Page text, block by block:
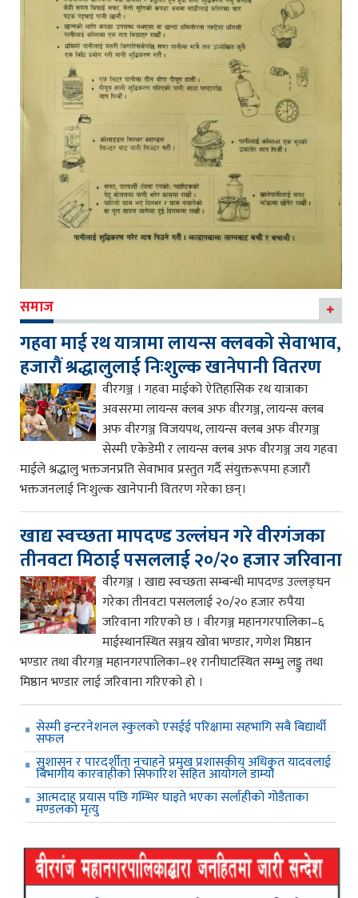
समाज
गहवा माई रथ यात्रामा लायन्स क्लबको सेवाभाव,
हजारौं श्रद्धालुलाई निःशुल्क खानेपानी वितरण
वीरगञ्ज । गहवा माईको ऐतिहासिक रथ यात्राका
अवसरमा लायन्स क्लब अफ वीरगञ्ज, लायन्स क्लब
अफ वीरगञ्ज विजयपथ, लायन्स क्लब अफ वीरगञ्ज
सेस्मी एकेडेमी र लायन्स क्लब अफ वीरगञ्ज जय गहवा
माईले श्रद्धालु भक्तजनप्रति सेवाभाव प्रस्तुत गर्दै संयुक्तरूपमा हजारौं
भक्तजनलाई निःशुल्क खानेपानी वितरण गरेका छन्।
खाद्य स्वच्छता मापदण्ड उल्लंघन गरे वीरगंजका
तीनवटा मिठाई पसललाई २०/२० हजार जरिवाना
वीरगञ्ज । खाद्य स्वच्छता सम्बन्धी मापदण्ड उल्लङ्घन
गरेका तीनवटा पसललाई २०/२० हजार रुपैया
जरिवाना गरिएको छ । वीरगञ्ज महानगरपालिका–६
माईस्थानस्थित सञ्जय खोवा भण्डार, गणेश मिष्ठान
भण्डार तथा वीरगञ्ज महानगरपालिका–११ रानीघाटस्थित सम्भु लड्डु तथा
मिष्ठान भण्डार लाई जरिवाना गरिएको हो ।
सेस्मी इन्टरनेशनल स्कुलको एसईई परिक्षामा सहभागि सबै बिद्यार्थी
सफल
सुशासन र पारदर्शीता नचाहने प्रमुख प्रशासकीय अधिकृत यादवलाई
बिभागीय कारवाहीको सिफारिश सहित आयोगले डाम्यो
आत्मदाह प्रयास पछि गम्भिर घाइते भएका सर्लाहीको गोडैताका
मण्डलको मृत्यु